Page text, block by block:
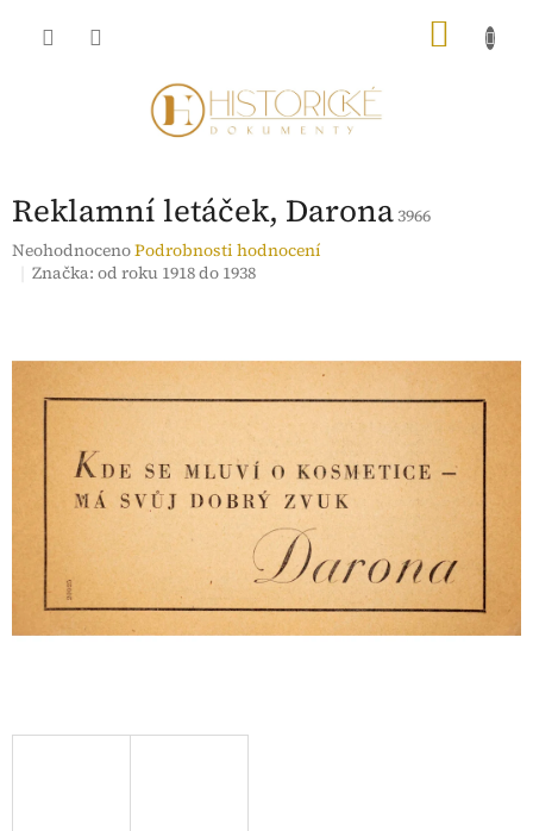
Reklamní letáček, Darona3966
Průměrné
hodnocení
z
hvězdiček.
NeohodnocenoPodrobnosti hodnocení
Značka:od roku 1918 do 1938